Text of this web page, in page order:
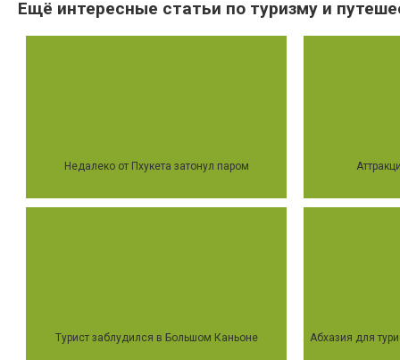
Ещё интересные статьи по туризму и
Недалеко от Пхукета затонул паром
Турист заблудился в Большом Каньоне Абхазия для